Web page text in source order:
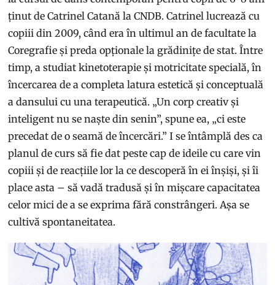
ținut de Catrinel Catană la CNDB. Catrinel lucrează cu
copiii din 2009, când era în ultimul an de facultate la
Coregrafie și preda opționale la grădinițe de stat. Între
timp, a studiat kinetoterapie și motricitate specială, în
încercarea de a completa latura estetică și conceptuală
a dansului cu una terapeutică. „Un corp creativ și
inteligent nu se naște din senin”, spune ea, „ci este
precedat de o seamă de încercări.” I se întâmplă des ca
planul de curs să fie dat peste cap de ideile cu care vin
copiii și de reacțiile lor la ce descoperă în ei înșiși, și îi
place asta – să vadă tradusă și în mișcare capacitatea
celor mici de a se exprima fără constrângeri. Așa se
cultivă spontaneitatea.